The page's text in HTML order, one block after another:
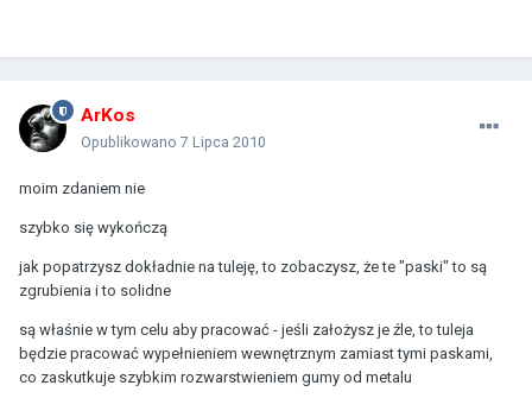
ArKos
Opublikowano 7 Lipca 2010
moim zdaniem nie
szybko się wykończą
jak popatrzysz dokładnie na tuleję, to zobaczysz, że te "paski" to są
zgrubienia i to solidne
są właśnie w tym celu aby pracować - jeśli założysz je źle, to tuleja
będzie pracować wypełnieniem wewnętrznym zamiast tymi paskami,
co zaskutkuje szybkim rozwarstwieniem gumy od metalu